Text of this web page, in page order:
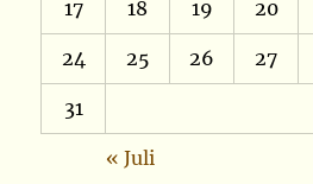
17 18 19 20
24 25 26 27
31
« Juli